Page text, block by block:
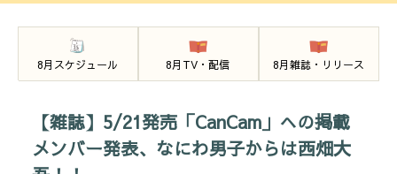
8月スケジュール 8月TV・配信 8月雑誌・リリース
【雑誌】5/21発売「CanCam」への掲載
メンバー発表、なにわ男子からは西畑大